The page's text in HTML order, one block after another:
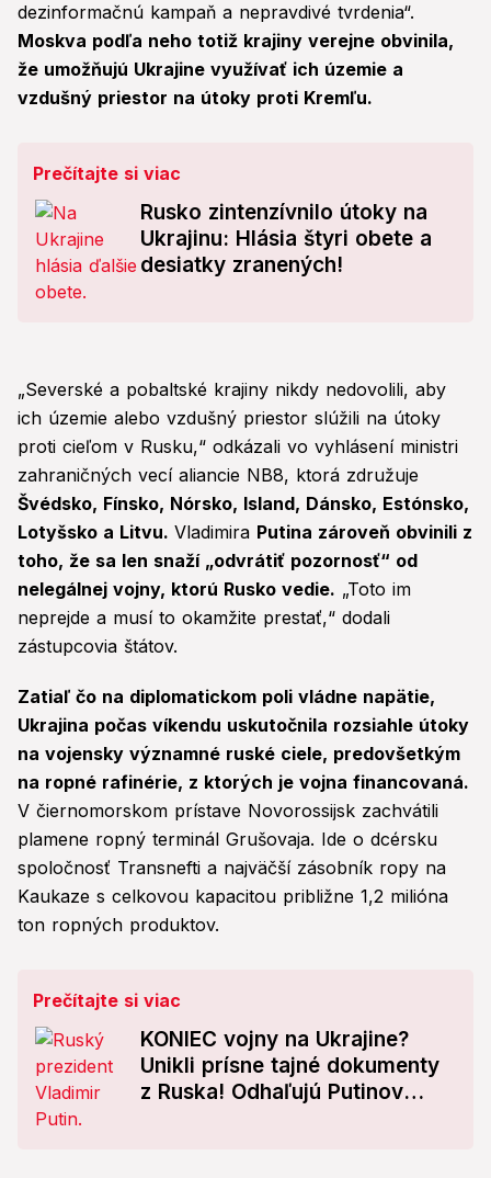
dezinformačnú kampaň a nepravdivé tvrdenia“.
Moskva podľa neho totiž krajiny verejne obvinila,
že umožňujú Ukrajine využívať ich územie a
vzdušný priestor na útoky proti Kremľu.
Prečítajte si viac
Rusko zintenzívnilo útoky na
Ukrajinu: Hlásia štyri obete a
desiatky zranených!
„Severské a pobaltské krajiny nikdy nedovolili, aby
ich územie alebo vzdušný priestor slúžili na útoky
proti cieľom v Rusku,“ odkázali vo vyhlásení ministri
zahraničných vecí aliancie NB8, ktorá združuje
Švédsko, Fínsko, Nórsko, Island, Dánsko, Estónsko,
Lotyšsko a Litvu. Vladimira Putina zároveň obvinili z
toho, že sa len snaží „odvrátiť pozornosť“ od
nelegálnej vojny, ktorú Rusko vedie. „Toto im
neprejde a musí to okamžite prestať,“ dodali
zástupcovia štátov.
Zatiaľ čo na diplomatickom poli vládne napätie,
Ukrajina počas víkendu uskutočnila rozsiahle útoky
na vojensky významné ruské ciele, predovšetkým
na ropné rafinérie, z ktorých je vojna financovaná.
V čiernomorskom prístave Novorossijsk zachvátili
plamene ropný terminál Grušovaja. Ide o dcérsku
spoločnosť Transnefti a najväčší zásobník ropy na
Kaukaze s celkovou kapacitou približne 1,2 milióna
ton ropných produktov.
Prečítajte si viac
KONIEC vojny na Ukrajine?
Unikli prísne tajné dokumenty
z Ruska! Odhaľujú Putinov